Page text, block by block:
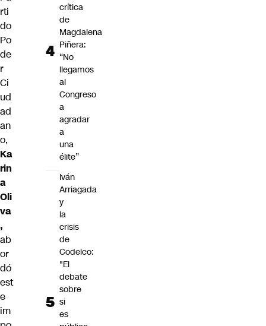
rti
do
Po
de
r
Ci
ud
ad
an
o,
Ka
rin
a
Oli
va
,
ab
or
dó
est
e
im
crítica
de
Magdalena
Piñera:
“No
llegamos
al
Congreso
a
agradar
a
una
élite”
Iván
Arriagada
y
la
crisis
de
Codelco:
"El
debate
sobre
si
es